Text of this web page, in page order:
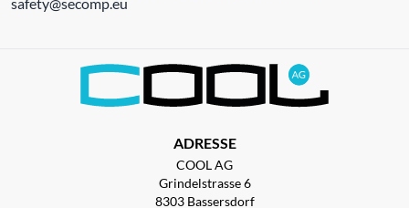
ADRESSE
COOL AG
Grindelstrasse 6
8303 Bassersdorf